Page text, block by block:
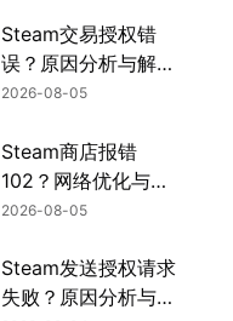
Steam交易授权错
误？原因分析与解决
方法！
2026-08-05
Steam商店报错
102？网络优化与连
接问题解决指南！
2026-08-05
Steam发送授权请求
失败？原因分析与解